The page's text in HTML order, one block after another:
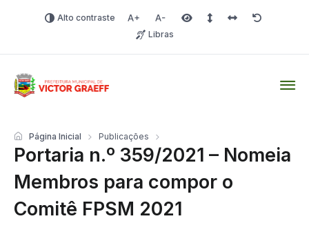
Alto contraste Aumentar fonte
Diminuir fonteÁrea selecionada
Espaçamento de linha
Espaço dos
Redefinir
Libras
Portaria n.º 359/2021 – Nomeia
Membros para compor o
Comitê FPSM 2021
Página Inicial Publicações